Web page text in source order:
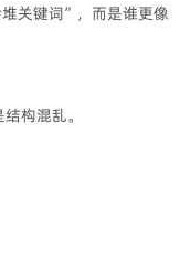
关键词”，而是谁更像
构混乱。